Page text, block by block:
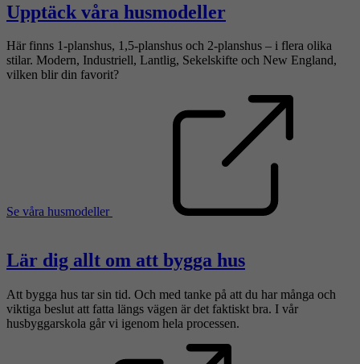
Upptäck våra husmodeller
Här finns 1-planshus, 1,5-planshus och 2-planshus – i flera olika
stilar. Modern, Industriell, Lantlig, Sekelskifte och New England,
vilken blir din favorit?
Se våra husmodeller
Lär dig allt om att bygga hus
Att bygga hus tar sin tid. Och med tanke på att du har många och
viktiga beslut att fatta längs vägen är det faktiskt bra. I vår
husbyggarskola går vi igenom hela processen.